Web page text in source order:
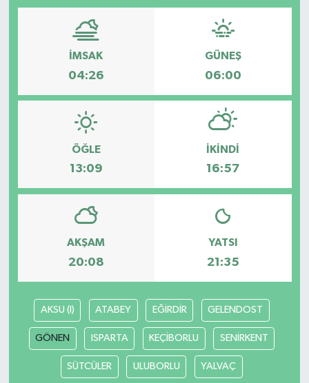
İMSAK
04:26
GÜNEŞ
06:00
ÖĞLE
13:09
İKINDI
16:57
AKŞAM
20:08
YATSI
21:35
AKSU (I) ATABEY EĞİRDİR GELENDOST
GÖNEN ISPARTA KEÇİBORLU SENİRKENT
SÜTCÜLER ULUBORLU YALVAÇ